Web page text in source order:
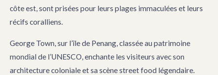
côte est, sont prisées pour leurs plages immaculées et leurs
récifs coralliens.
George Town, sur l’île de Penang, classée au patrimoine
mondial de l’UNESCO, enchante les visiteurs avec son
architecture coloniale et sa scène street food légendaire.